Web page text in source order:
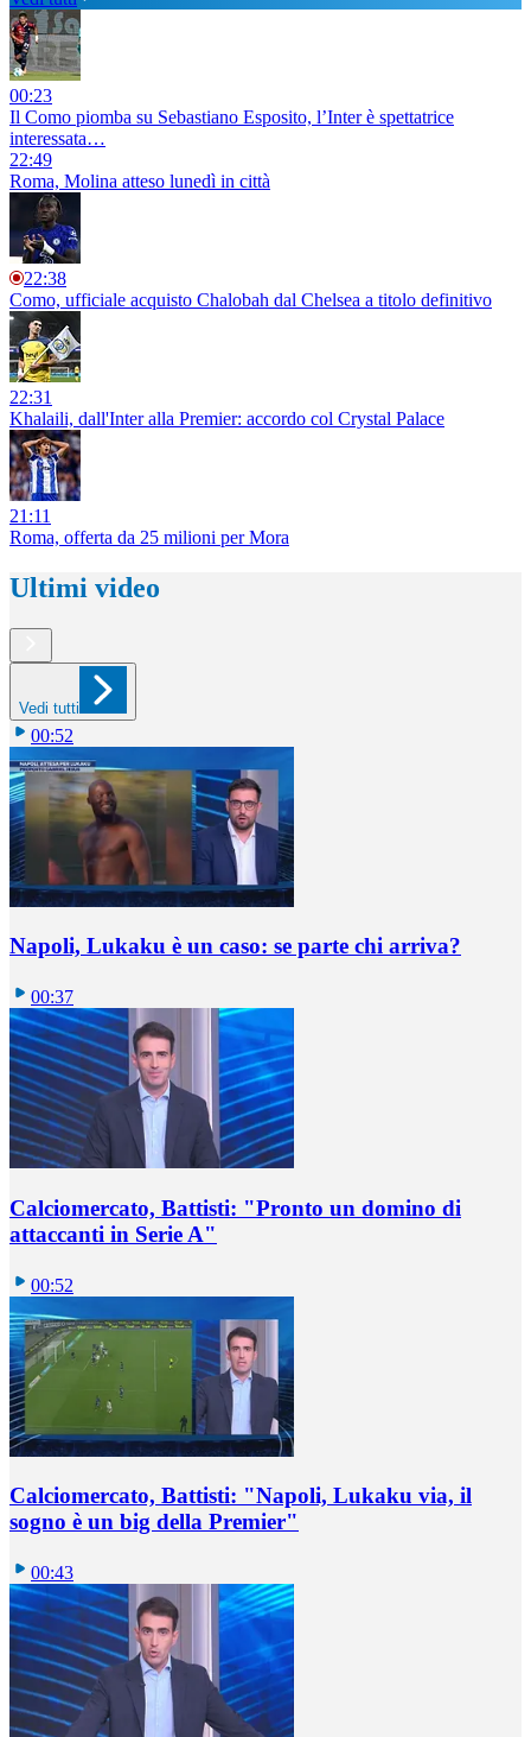
00:23
Il Como piomba su Sebastiano Esposito, l’Inter è spettatrice
interessata…
22:49
Roma, Molina atteso lunedì in città
22:38
Como, ufficiale acquisto Chalobah dal Chelsea a titolo definitivo
22:31
Khalaili, dall'Inter alla Premier: accordo col Crystal Palace
21:11
Roma, offerta da 25 milioni per Mora
Ultimi video
Vedi tutti
00:52
Napoli, Lukaku è un caso: se parte chi arriva?
00:37
Calciomercato, Battisti: "Pronto un domino di
attaccanti in Serie A"
00:52
Calciomercato, Battisti: "Napoli, Lukaku via, il
sogno è un big della Premier"
00:43